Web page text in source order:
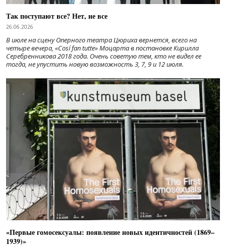
Так поступают все? Нет, не все
26.06.2026
В июле на сцену Оперного театра Цюриха вернется, всего на
четыре вечера, «Cosí fan tutte» Моцарта в постановке Кирилла
Серебренникова 2018 года. Очень советую тем, кто не видел ее
тогда, не упустить новую возможность 3, 7, 9 и 12 июля.
«Первые гомосексуалы: появление новых идентичностей (1869–
1939)»